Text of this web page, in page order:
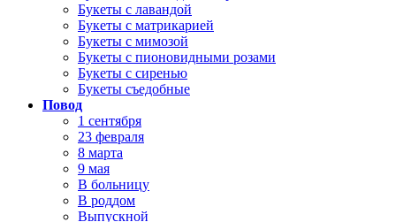
Букеты с лавандой
Букеты с матрикарией
Букеты с мимозой
Букеты с пионовидными розами
Букеты с сиренью
Букеты съедобные
Повод
1 сентября
23 февраля
8 марта
9 мая
В больницу
В роддом
Выпускной